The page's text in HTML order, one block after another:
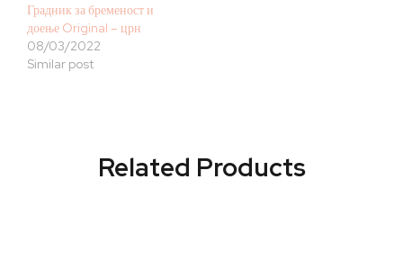
Градник за бременост и
доење Original – црн
08/03/2022
Similar post
Related Products